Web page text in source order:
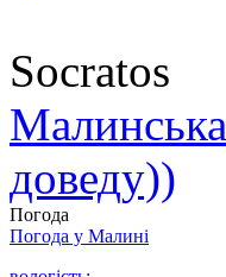
Socratos
доведу))
Погода
Погода у Малині